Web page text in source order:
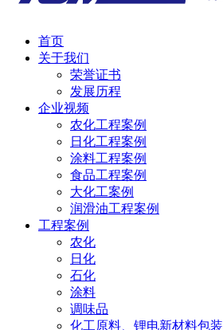
首页
关于我们
荣誉证书
发展历程
企业视频
农化工程案例
日化工程案例
涂料工程案例
食品工程案例
大化工案例
润滑油工程案例
工程案例
农化
日化
石化
涂料
调味品
化工原料、锂电新材料包装